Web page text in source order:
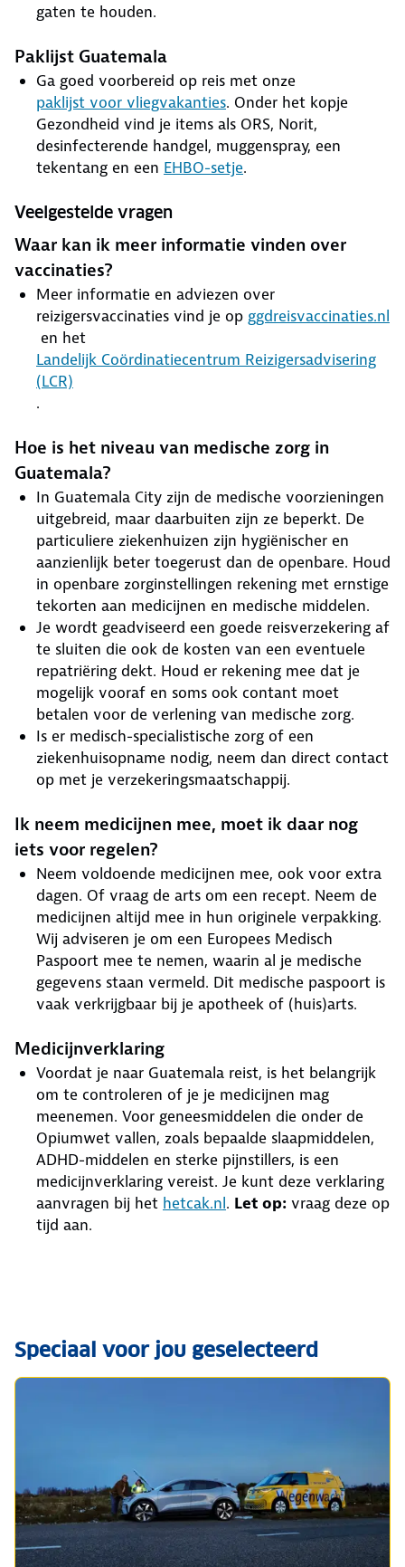
gaten te houden.
Paklijst Guatemala
Ga goed voorbereid op reis met onze
paklijst voor vliegvakanties. Onder het kopje
Gezondheid vind je items als ORS, Norit,
desinfecterende handgel, muggenspray, een
tekentang en een EHBO-setje.
Veelgestelde vragen
Waar kan ik meer informatie vinden over
vaccinaties?
Meer informatie en adviezen over
reizigersvaccinaties vind je op ggdreisvaccinaties.nl
en het
Landelijk Coördinatiecentrum Reizigersadvisering
(LCR)
.
Hoe is het niveau van medische zorg in
Guatemala?
In Guatemala City zijn de medische voorzieningen
uitgebreid, maar daarbuiten zijn ze beperkt. De
particuliere ziekenhuizen zijn hygiënischer en
aanzienlijk beter toegerust dan de openbare. Houd
in openbare zorginstellingen rekening met ernstige
tekorten aan medicijnen en medische middelen.
Je wordt geadviseerd een goede reisverzekering af
te sluiten die ook de kosten van een eventuele
repatriëring dekt. Houd er rekening mee dat je
mogelijk vooraf en soms ook contant moet
betalen voor de verlening van medische zorg.
Is er medisch-specialistische zorg of een
ziekenhuisopname nodig, neem dan direct contact
op met je verzekeringsmaatschappij.
Ik neem medicijnen mee, moet ik daar nog
iets voor regelen?
Neem voldoende medicijnen mee, ook voor extra
dagen. Of vraag de arts om een recept. Neem de
medicijnen altijd mee in hun originele verpakking.
Wij adviseren je om een Europees Medisch
Paspoort mee te nemen, waarin al je medische
gegevens staan vermeld. Dit medische paspoort is
vaak verkrijgbaar bij je apotheek of (huis)arts.
Medicijnverklaring
Voordat je naar Guatemala reist, is het belangrijk
om te controleren of je je medicijnen mag
meenemen. Voor geneesmiddelen die onder de
Opiumwet vallen, zoals bepaalde slaapmiddelen,
ADHD-middelen en sterke pijnstillers, is een
medicijnverklaring vereist. Je kunt deze verklaring
aanvragen bij het hetcak.nl. Let op: vraag deze op
tijd aan.
Speciaal voor jou geselecteerd